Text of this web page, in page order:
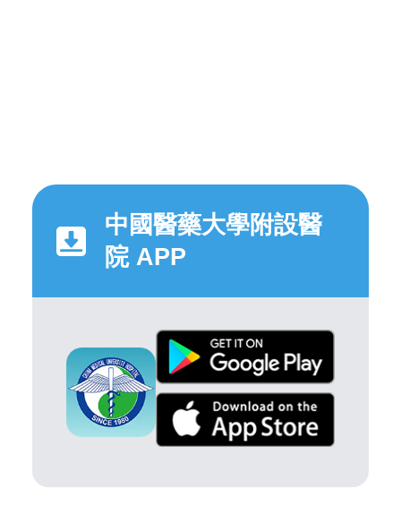
中國醫藥大學附設醫
院 APP